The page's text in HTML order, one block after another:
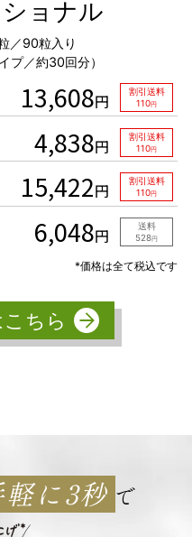
ョナル
／90粒入り
プ／約30回分）
13,608円
割引送料
110円
4,838円
割引送料
110円
15,422円
割引送料
110円
6,048円
送料
528円
*価格は全て税込です
ちら
軽に3秒 で